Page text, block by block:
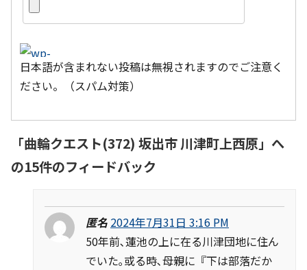
日本語が含まれない投稿は無視されますのでご注意く
ださい。（スパム対策）
「曲輪クエスト(372) 坂出市 川津町上西原」へ
の15件のフィードバック
匿名 2024年7月31日 3:16 PM
50年前､蓮池の上に在る川津団地に住ん
でいた｡或る時､母親に『下は部落だか